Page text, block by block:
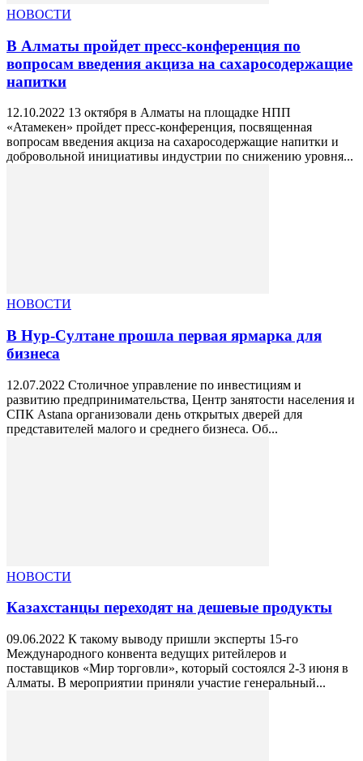
НОВОСТИ
В Алматы пройдет пресс-конференция по
вопросам введения акциза на сахаросодержащие
напитки
12.10.2022 13 октября в Алматы на площадке НПП
«Атамекен» пройдет пресс-конференция, посвященная
вопросам введения акциза на сахаросодержащие напитки и
добровольной инициативы индустрии по снижению уровня...
НОВОСТИ
В Нур-Султане прошла первая ярмарка для
бизнеса
12.07.2022 Столичное управление по инвестициям и
развитию предпринимательства, Центр занятости населения и
СПК Astana организовали день открытых дверей для
представителей малого и среднего бизнеса. Об...
НОВОСТИ
Казахстанцы переходят на дешевые продукты
09.06.2022 К такому выводу пришли эксперты 15-го
Международного конвента ведущих ритейлеров и
поставщиков «Мир торговли», который состоялся 2-3 июня в
Алматы. В мероприятии приняли участие генеральный...